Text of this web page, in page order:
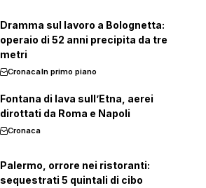
Dramma sul lavoro a Bolognetta:
operaio di 52 anni precipita da tre
metri
CronacaIn primo piano
Fontana di lava sull’Etna, aerei
dirottati da Roma e Napoli
Cronaca
Palermo, orrore nei ristoranti:
sequestrati 5 quintali di cibo